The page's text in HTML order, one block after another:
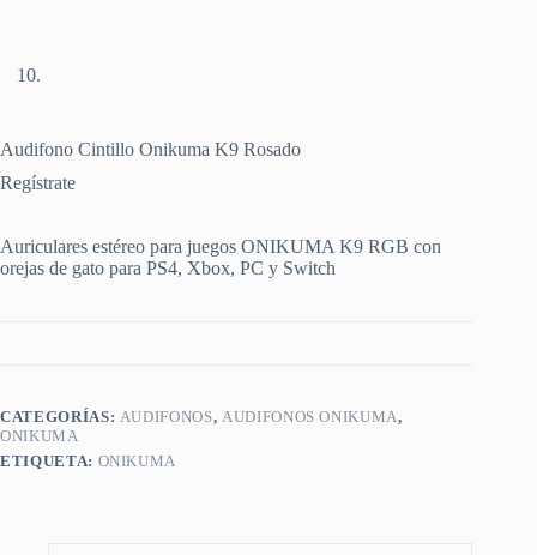
Audifono Cintillo Onikuma K9 Rosado
Regístrate
Auriculares estéreo para juegos ONIKUMA K9 RGB con
orejas de gato para PS4, Xbox, PC y Switch
CATEGORÍAS: AUDIFONOS, AUDIFONOS ONIKUMA,
ONIKUMA
ETIQUETA: ONIKUMA